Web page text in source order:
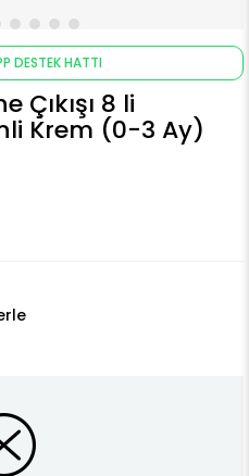
DESTEK HATTI
Çıkışı 8 li
Krem (0-3 Ay)